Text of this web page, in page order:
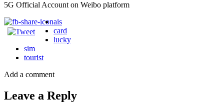
5G Official Account on Weibo platform
ais
card
lucky
sim
tourist
Add a comment
Leave a Reply